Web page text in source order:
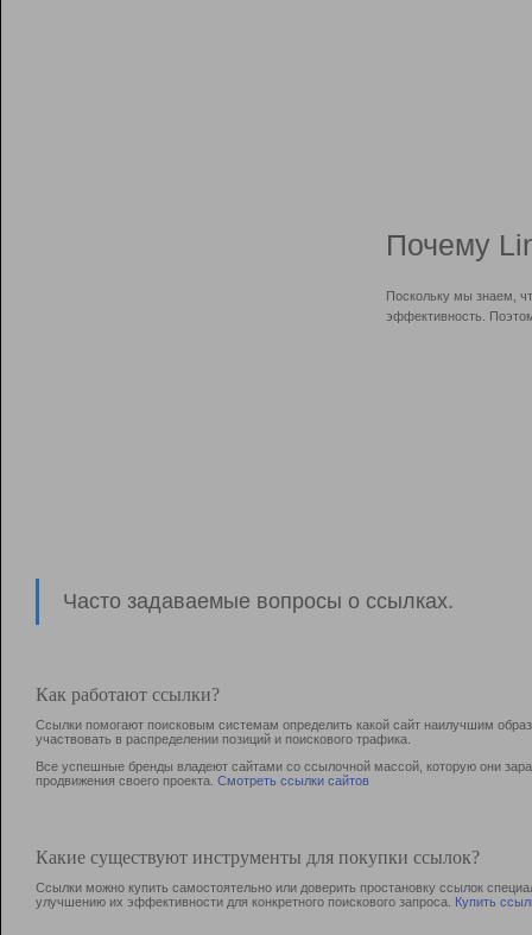
Почему
Поскольку мы знаем,
эффективность.
Часто задаваемые вопросы о ссылках.
Как работают ссылки?
Ссылки помогают поисковым системам определить какой сайт наилучшим
участвовать в раcпределении позиций и поискового трафика.
Все успешные бренды владеют сайтами со ссылочной массой, которую они
продвижения своего проекта. Смотреть ссылки сайтов
Какие существуют инструменты для покупки ссылок?
Ссылки можно купить самостоятельно или доверить простановку ссылок
улучшению их эффективности для конкретного поискового запроса. Купить